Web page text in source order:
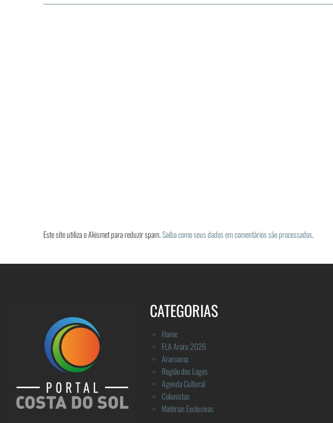
Este site utiliza o Akismet para reduzir spam.Saiba como seus dados em comentários são processados.
CATEGORIAS
Home
FLA Araru 2026
Araruama
Região dos Lagos
Agenda Cultural
Colunistas
Matérias Exclusivas